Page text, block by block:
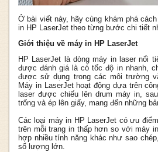
Ở bài viết này, hãy cùng khám phá
in HP LaserJet theo từng bước chi tiết
Giới thiệu về máy in HP LaserJet
HP LaserJet là dòng máy in laser nổi
được đánh giá là có tốc độ in nhanh,
được sử dụng trong các môi trường
Máy in LaserJet hoạt động dựa trên
laser được chiếu lên drum máy in,
trống và ép lên giấy, mang đến những
Các loại máy in HP LaserJet có ưu
trên mỗi trang in thấp hơn so với máy
hợp nhiều tính năng khác như sao
số lượng lớn.